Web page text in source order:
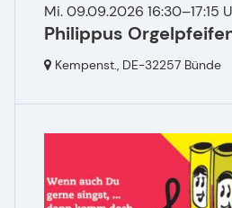
Mi. 09.09.2026 16:30–17:15
Philippus
Kempenst., DE-32257 Bünde